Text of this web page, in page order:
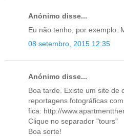
Anónimo disse...
Eu não tenho, por exemplo.
08 setembro, 2015 12:35
Anónimo disse...
Boa tarde. Existe um site de
reportagens fotográficas
fica: http://
Clique no separador "tours"
Boa sorte!